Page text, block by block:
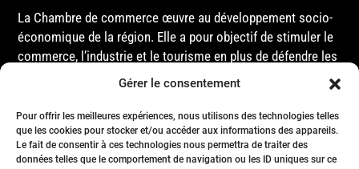
Gérer le consentement
Pour offrir les meilleures expériences, nous utilisons des technologies telles
que les cookies pour stocker et/ou accéder aux informations des appareils.
Le fait de consentir à ces technologies nous permettra de traiter des
données telles que le comportement de navigation ou les ID uniques sur ce
La Chambre de commerce œuvre au développement socio-
économique de la région. Elle a pour objectif de stimuler le
commerce, l’industrie et le tourisme en plus de défendre les
intérêts de ses membres et de l’ensemble de la
gouvernementales, que ce soit au niveau municipal,
provincial ou fédéral.